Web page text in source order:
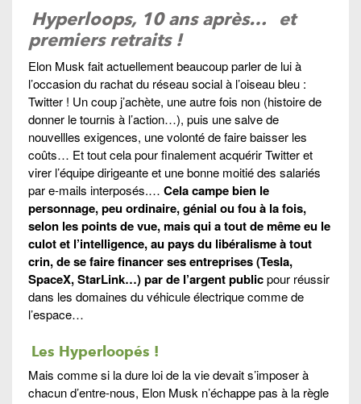
Hyperloops, 10 ans après…
et
premiers retraits !
Elon Musk fait actuellement beaucoup parler de lui à
l’occasion du rachat du réseau social à l’oiseau bleu :
Twitter ! Un coup j’achète, une autre fois non (histoire de
donner le tournis à l’action…), puis une salve de
nouvellles exigences, une volonté de faire baisser les
coûts… Et tout cela pour finalement acquérir Twitter et
virer l’équipe dirigeante et une bonne moitié des salariés
par e-mails interposés.… Cela campe bien le
personnage, peu ordinaire, génial ou fou à la fois,
selon les points de vue, mais qui a tout de même eu le
culot et l’intelligence, au pays du libéralisme à tout
crin, de se faire financer ses entreprises (Tesla,
SpaceX, StarLink…) par de l’argent publicpour réussir
dans les domaines du véhicule électrique comme de
l’espace…
Les Hyperloopés !
Mais comme si la dure loi de la vie devait s’imposer à
chacun d’entre-nous, Elon Musk n’échappe pas à la règle